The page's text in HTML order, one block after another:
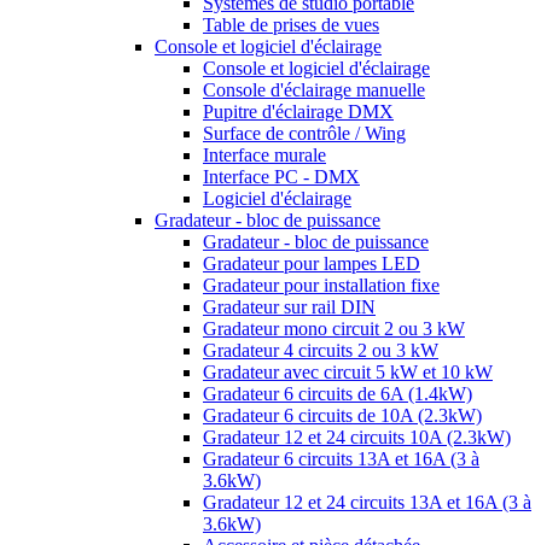
Table de prises de vues
Console et logiciel d'éclairage
Console et logiciel d'éclairage
Console d'éclairage manuelle
Pupitre d'éclairage DMX
Surface de contrôle / Wing
Interface murale
Interface PC - DMX
Logiciel d'éclairage
Gradateur - bloc de puissance
Gradateur - bloc de puissance
Gradateur pour lampes LED
Gradateur pour installation fixe
Gradateur sur rail DIN
Gradateur mono circuit 2 ou 3 kW
Gradateur 4 circuits 2 ou 3 kW
Gradateur avec circuit 5 kW et 10 kW
Gradateur 6 circuits de 6A (1.4kW)
Gradateur 6 circuits de 10A (2.3kW)
Gradateur 12 et 24 circuits 10A (2.3kW)
Gradateur 6 circuits 13A et 16A (3 à
3.6kW)
Gradateur 12 et 24 circuits 13A et 16A (3 à
3.6kW)